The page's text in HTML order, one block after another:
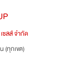
ซลส์ จำกัด
(ทุกเขต)